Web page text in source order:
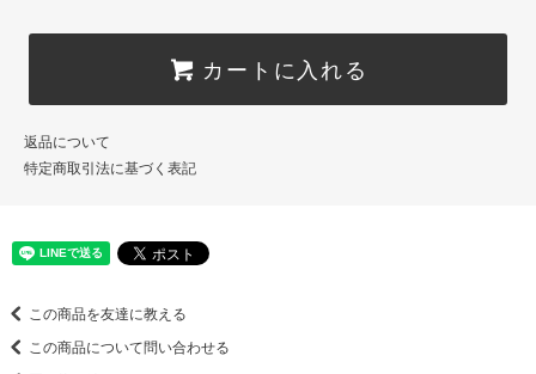
カートに入れる
返品について
特定商取引法に基づく表記
この商品を友達に教える
この商品について問い合わせる